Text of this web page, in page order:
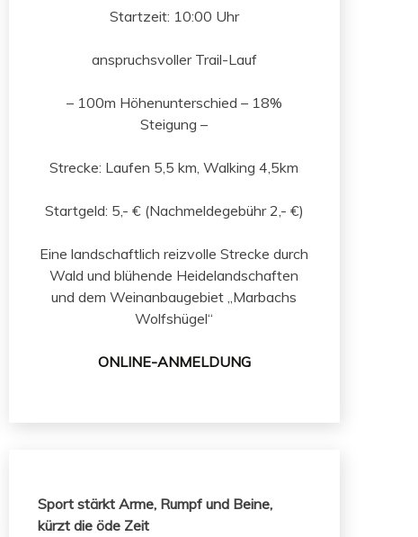
Startzeit: 10:00 Uhr
anspruchsvoller Trail-Lauf
– 100m Höhenunterschied – 18%
Steigung –
Strecke: Laufen 5,5 km, Walking 4,5km
Startgeld: 5,- € (Nachmeldegebühr 2,- €)
Eine landschaftlich reizvolle Strecke durch
Wald und blühende Heidelandschaften
und dem Weinanbaugebiet „Marbachs
Wolfshügel“
ONLINE-ANMELDUNG
Sport stärkt Arme, Rumpf und Beine,
kürzt die öde Zeit